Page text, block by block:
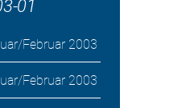
01
Februar 2003
Februar 2003